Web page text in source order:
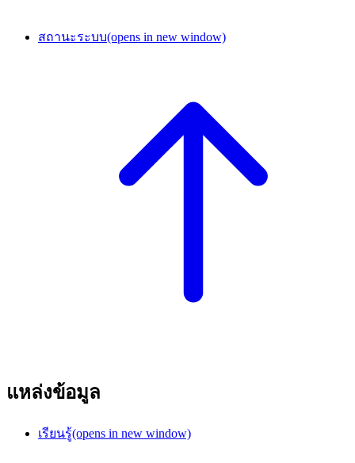
สถานะระบบ(opens in new window)
แหล่งข้อมูล
เรียนรู้(opens in new window)